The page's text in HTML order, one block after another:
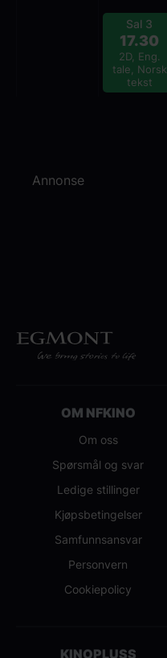
Sal 3
17.30
2D, Eng.
tale, Norsk
tekst
Annonse
OM NFKINO
Om oss
Spørsmål og svar
Ledige stillinger
Kjøpsbetingelser
Samfunnsansvar
Personvern
Cookiepolicy
KINOPLUSS